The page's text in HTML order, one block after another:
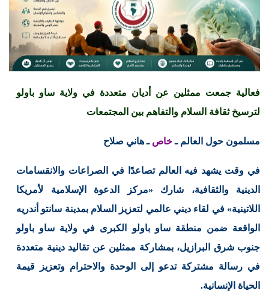
فعالية جمعت ممثلين عن أديان متعددة في ولاية ساو باولو
لترسيخ ثقافة السلام والتفاهم بين المجتمعات
مسلمون حول العالم ـخاص ـ هاني صلاح
في وقت يشهد فيه العالم تصاعدًا في الصراعات والانقسامات
الدينية والثقافية، شارك «مركز الدعوة الإسلامية لأمريكا
اللاتينية» في لقاء ديني عالمي لتعزيز السلام بمدينة سانتو أندريه
الواقعة ضمن منطقة ساو باولو الكبرى في ولاية ساو باولو
جنوب شرق البرازيل، بمشاركة ممثلين عن تقاليد دينية متعددة
في رسالة مشتركة تدعو إلى الوحدة والاحترام وتعزيز قيمة
الحياة الإنسانية.